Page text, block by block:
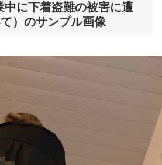
に下着盗難の被害に遭
）のサンプル画像